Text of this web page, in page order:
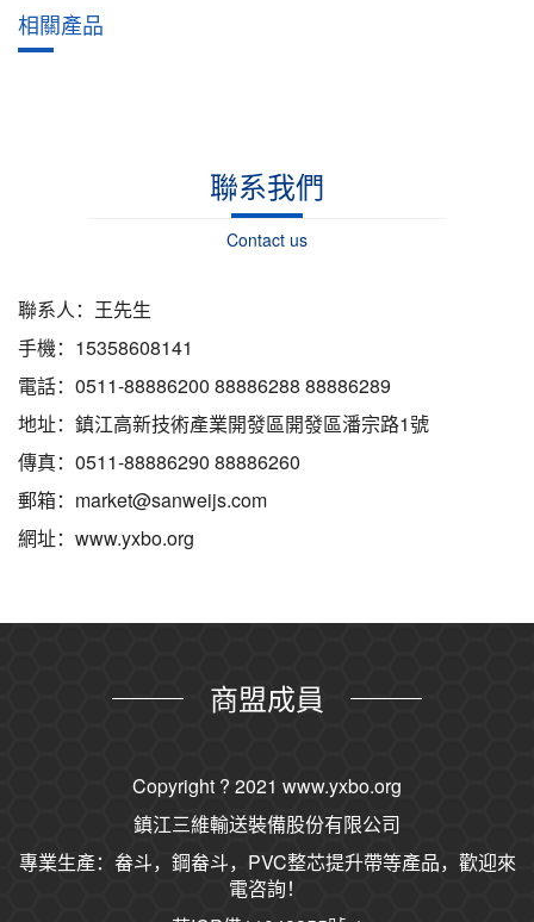
相關產品
聯系我們
Contact us
聯系人：王先生
手機：15358608141
電話：0511-88886200 88886288 88886289
地址：鎮江高新技術產業開發區開發區潘宗路1號
傳真：0511-88886290 88886260
郵箱：market@sanweijs.com
網址：www.yxbo.org
商盟成員
Copyright ? 2021 www.yxbo.org
鎮江三維輸送裝備股份有限公司
專業生產：畚斗，鋼畚斗，PVC整芯提升帶等產品，歡迎來
電咨詢！